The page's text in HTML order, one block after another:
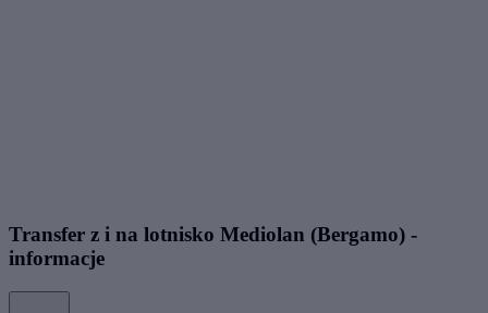
Transfer z i na lotnisko Mediolan (Bergamo) -
informacje